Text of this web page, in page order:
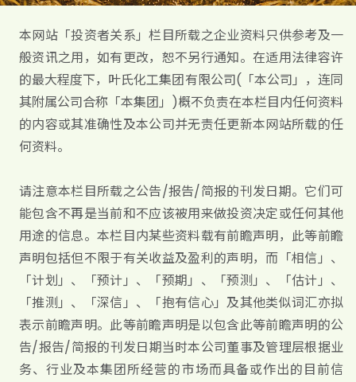
本网站「投资者关系」栏目所载之企业资料只供参考及一
般资讯之用，如有更改，恕不另行通知。在适用法律容许
的最大程度下，叶氏化工集团有限公司(「本公司」，连同
其附属公司合称「本集团」)概不负责在本栏目内任何资料
的内容或其准确性及本公司并无责任更新本网站所载的任
何资料。
请注意本栏目所载之公告/报告/简报的刊发日期。它们可
能包含不再是当前和不应该被用来做投资决定或任何其他
用途的信息。本栏目内某些资料载有前瞻声明，此等前瞻
声明包括但不限于有关收益及盈利的声明，而「相信」、
「计划」、「预计」、「预期」、「预测」、「估计」、
「推测」、「深信」、「抱有信心」及其他类似词汇亦拟
表示前瞻声明。此等前瞻声明是以包含此等前瞻声明的公
告/报告/简报的刊发日期当时本公司董事及管理层根据业
务、行业及本集团所经营的市场而具备或作出的目前信